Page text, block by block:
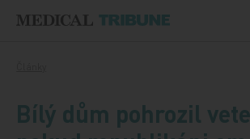
Bílý dům pohrozil